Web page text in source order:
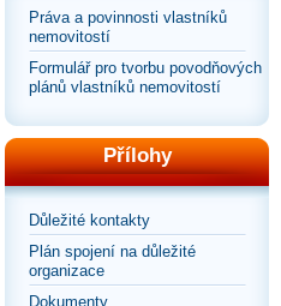
Práva a povinnosti vlastníků
nemovitostí
Formulář pro tvorbu povodňových
plánů vlastníků nemovitostí
Přílohy
Důležité kontakty
Plán spojení na důležité
organizace
Dokumenty